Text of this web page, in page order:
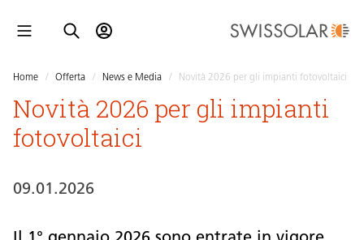
Home / Offerta / News e Media / Novità 2026 per gli impianti fotovoltaici
Novità 2026 per gli impianti
fotovoltaici
09.01.2026